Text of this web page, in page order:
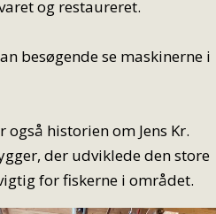
og restaureret.
besøgende se maskinerne i
historien om Jens Kr.
der udviklede den store
for fiskerne i området.